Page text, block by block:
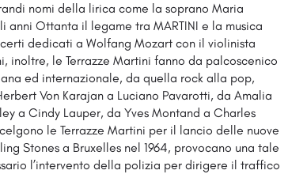
nomi della lirica come la soprano Maria
Ottanta il legame tra MARTINI e la musica
dedicati a Wolfang Mozart con il violinista
inoltre, le Terrazze Martini fanno da palcoscenico
ed internazionale, da quella rock alla pop,
Von Karajan a Luciano Pavarotti, da Amalia
a Cindy Lauper, da Yves Montand a Charles
le Terrazze Martini per il lancio delle nuove
Stones a Bruxelles nel 1964, provocano una tale
l’intervento della polizia per dirigere il traffico